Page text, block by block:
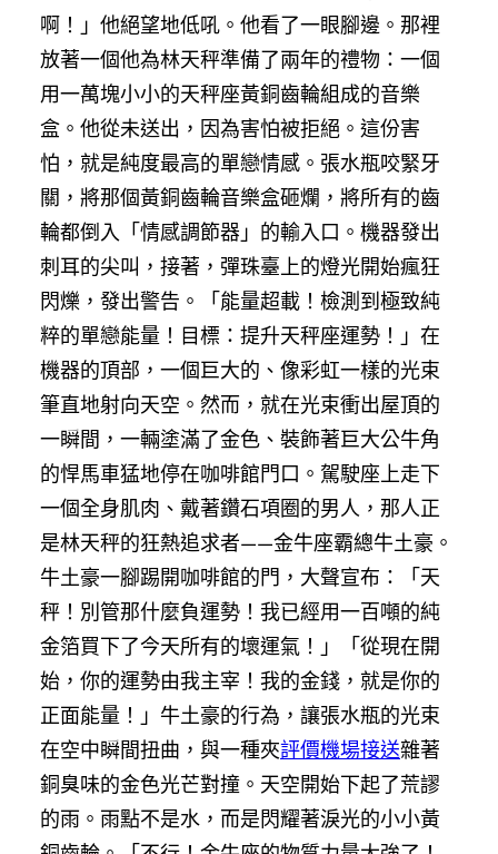
啊！」他絕望地低吼。他看了一眼腳邊。那裡
放著一個他為林天秤準備了兩年的禮物：一個
用一萬塊小小的天秤座黃銅齒輪組成的音樂
盒。他從未送出，因為害怕被拒絕。這份害
怕，就是純度最高的單戀情感。張水瓶咬緊牙
關，將那個黃銅齒輪音樂盒砸爛，將所有的齒
輪都倒入「情感調節器」的輸入口。機器發出
刺耳的尖叫，接著，彈珠臺上的燈光開始瘋狂
閃爍，發出警告。「能量超載！檢測到極致純
粹的單戀能量！目標：提升天秤座運勢！」在
機器的頂部，一個巨大的、像彩虹一樣的光束
筆直地射向天空。然而，就在光束衝出屋頂的
一瞬間，一輛塗滿了金色、裝飾著巨大公牛角
的悍馬車猛地停在咖啡館門口。駕駛座上走下
一個全身肌肉、戴著鑽石項圈的男人，那人正
是林天秤的狂熱追求者——金牛座霸總牛土豪。
牛土豪一腳踢開咖啡館的門，大聲宣布：「天
秤！別管那什麼負運勢！我已經用一百噸的純
金箔買下了今天所有的壞運氣！」「從現在開
始，你的運勢由我主宰！我的金錢，就是你的
正面能量！」牛土豪的行為，讓張水瓶的光束
在空中瞬間扭曲，與一種夾評價機場接送雜著
銅臭味的金色光芒對撞。天空開始下起了荒謬
的雨。雨點不是水，而是閃耀著淚光的小小黃